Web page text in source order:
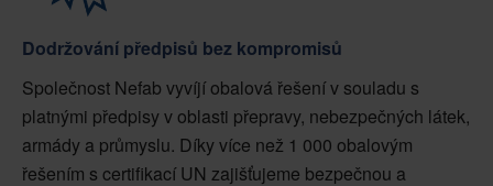
Dodržování předpisů bez kompromisů
Společnost Nefab vyvíjí obalová řešení v souladu s
platnými předpisy v oblasti přepravy, nebezpečných látek,
armády a průmyslu. Díky více než 1 000 obalovým
řešením s certifikací UN zajišťujeme bezpečnou a